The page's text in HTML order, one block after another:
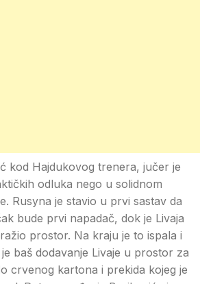
kod Hajdukovog trenera, jučer je
odluka nego u solidnom
Rusyna je stavio u prvi sastav da
bude prvi napadač, dok je Livaja
prostor. Na kraju je to ispala i
baš dodavanje Livaje u prostor za
crvenog kartona i prekida kojeg je